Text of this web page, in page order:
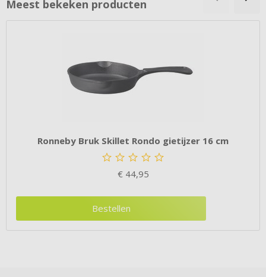
Meest bekeken producten
Ronneby Bruk Skillet Rondo gietijzer 16 cm
€ 44,95
Bestellen